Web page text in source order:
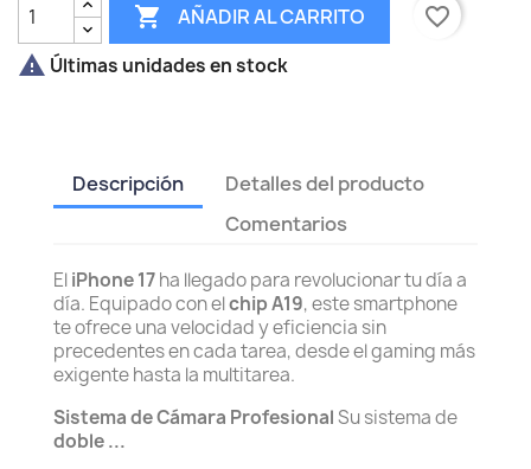
 AÑADIR AL CARRITO
favorite_border
 Últimas unidades en stock
Descripción
Detalles del producto
Comentarios
EliPhone 17ha llegado para revolucionar tu día a
día. Equipado con elchip A19, este smartphone
te ofrece una velocidad y eficiencia sin
precedentes en cada tarea, desde el gaming más
exigente hasta la multitarea.
Sistema de Cámara ProfesionalSu sistema de
doble ...